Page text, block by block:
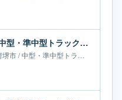
株式会社ロジックナンカイの中型・準中型トラックドライバー求人｜大阪府堺市｜月給66万円
堺市/中型・準中型トラックドライバー